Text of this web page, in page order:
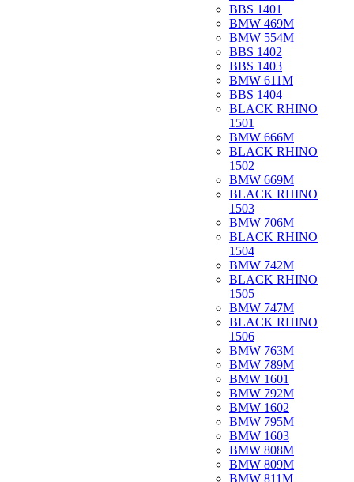
BBS 1401
BMW 469M
BMW 554M
BBS 1402
BBS 1403
BMW 611M
BBS 1404
BLACK RHINO
1501
BMW 666M
BLACK RHINO
1502
BMW 669M
BLACK RHINO
1503
BMW 706M
BLACK RHINO
1504
BMW 742M
BLACK RHINO
1505
BMW 747M
BLACK RHINO
1506
BMW 763M
BMW 789M
BMW 1601
BMW 792M
BMW 1602
BMW 795M
BMW 1603
BMW 808M
BMW 809M
BMW 811M